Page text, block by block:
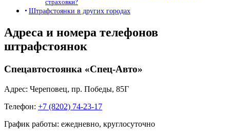
страховки?
Штрафстоянки в других городах
Адреса и номера телефонов
штрафстоянок
Спецавтостоянка «Спец-Авто»
Адрес: Череповец, ​​пр. Победы, 85Г
Телефон: +7 (8202) 74-23-17
График работы: ежедневно, круглосуточно